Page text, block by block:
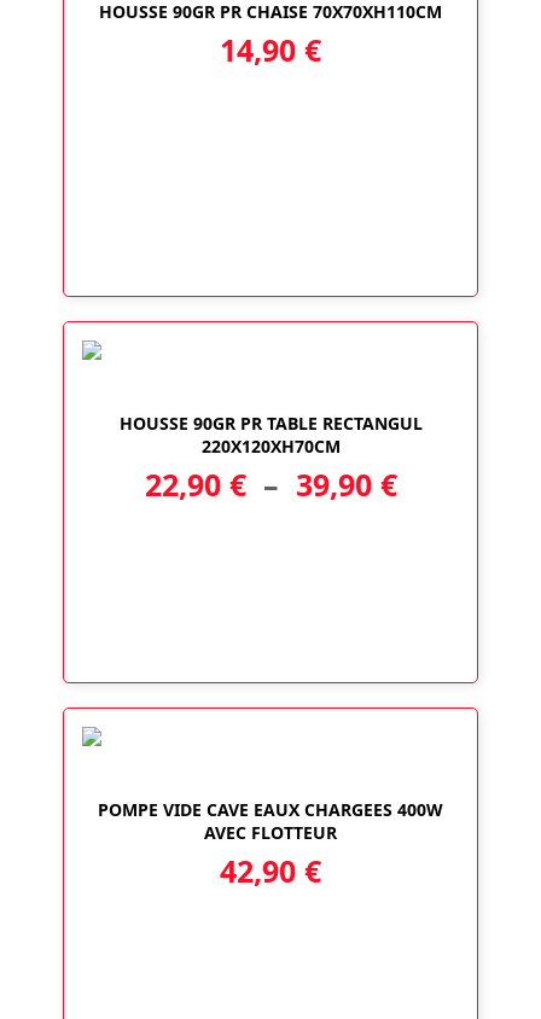
HOUSSE 90GR PR CHAISE 70X70XH110CM
14,90 €
HOUSSE 90GR PR TABLE RECTANGUL
220X120XH70CM
22,90 € – 39,90 €Plage
39,90 €
POMPE VIDE CAVE EAUX CHARGEES 400W
AVEC FLOTTEUR
42,90 €